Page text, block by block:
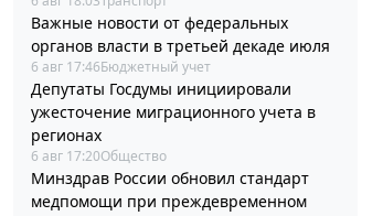
Важные новости от федеральных
органов власти в третьей декаде июля
6 авг 17:46Бюджетный учет
Депутаты Госдумы инициировали
ужесточение миграционного учета в
регионах
6 авг 17:20Общество
Минздрав России обновил стандарт
медпомощи при преждевременном